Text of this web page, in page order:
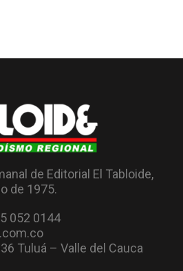
de Editorial El Tabloide,
de 1975.
052 0144
Tuluá – Valle del Cauca